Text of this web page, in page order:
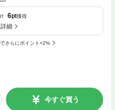
6pt獲得
細
さらにポイント+2%
今すぐ買う